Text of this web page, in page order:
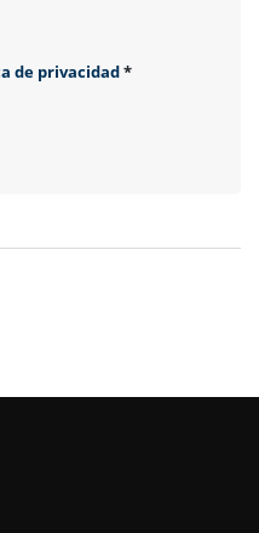
de privacidad*